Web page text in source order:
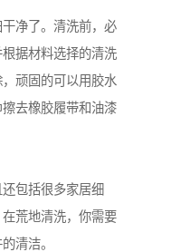
净了。清洗前，必
据材料选择的清洗
顽固的可以用胶水
去橡胶履带和油漆
包括很多家居细
荒地清洗，你需要
清洁。